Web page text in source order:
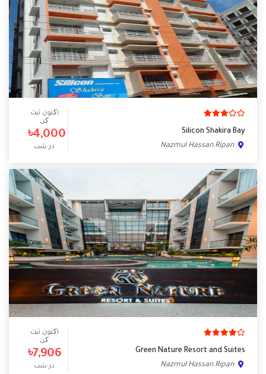
Silicon Shakira Bay
Nazmul Hassan Ripan
اکنون ثبت
کن
৳4,000
در شب
Green Nature Resort and Suites
Nazmul Hassan Ripan
اکنون ثبت
کن
৳7,906
در شب